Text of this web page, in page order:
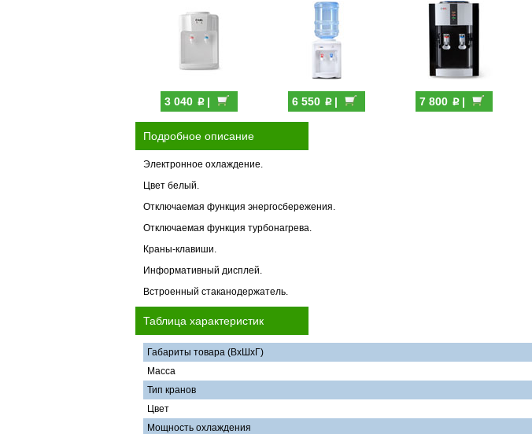
3 040 p| 6 550 p| 7 800 p|
Подробное описание
Электронное охлаждение.
Цвет белый.
Отключаемая функция энергосбережения.
Отключаемая функция турбонагрева.
Краны-клавиши.
Информативный дисплей.
Встроенный стаканодержатель.
Таблица характеристик
Габариты товара (ВхШхГ)
Масса
Тип кранов
Цвет
Мощность охлаждения